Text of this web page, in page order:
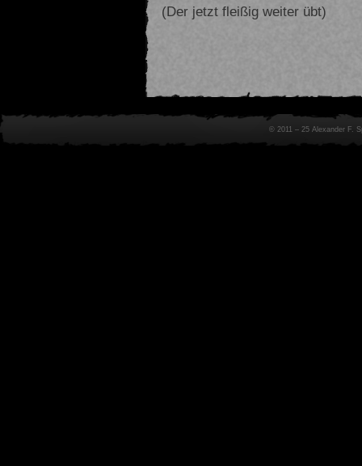
(Der jetzt fleißig weiter übt)
© 2011 – 25 Alexander F.